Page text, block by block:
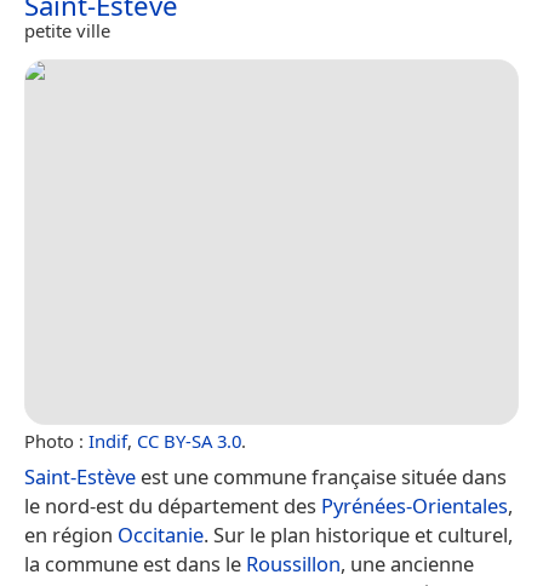
petite ville
Photo : Indif, CC BY-SA 3.0.
Saint-Estève est une commune française située dans
le nord-est du département des Pyrénées-Orientales,
en région Occitanie. Sur le plan historique et culturel,
la commune est dans le Roussillon, une ancienne